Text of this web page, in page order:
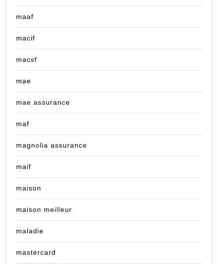
maaf
macif
macsf
mae
mae assurance
maf
magnolia assurance
maif
maison
maison meilleur
maladie
mastercard